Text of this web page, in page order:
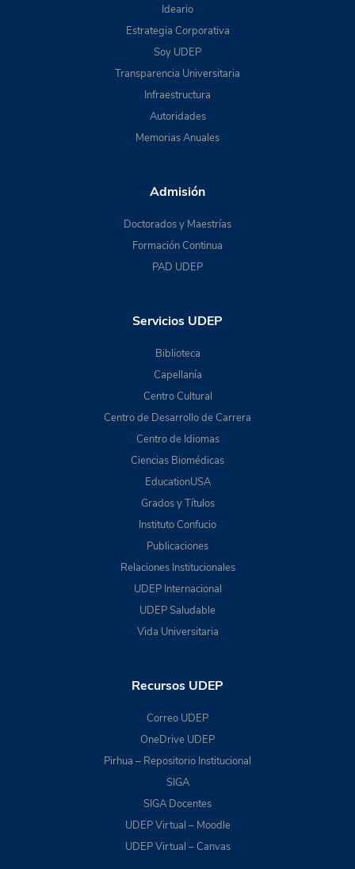
Ideario
Estrategia Corporativa
Soy UDEP
Transparencia Universitaria
Infraestructura
Autoridades
Memorias Anuales
Admisión
Doctorados y Maestrías
Formación Continua
PAD UDEP
Servicios UDEP
Biblioteca
Capellanía
Centro Cultural
Centro de Desarrollo de Carrera
Centro de Idiomas
Ciencias Biomédicas
EducationUSA
Grados y Títulos
Instituto Confucio
Publicaciones
Relaciones Institucionales
UDEP Internacional
UDEP Saludable
Vida Universitaria
Recursos UDEP
Correo UDEP
OneDrive UDEP
Pirhua – Repositorio Institucional
SIGA
SIGA Docentes
UDEP Virtual – Moodle
UDEP Virtual – Canvas